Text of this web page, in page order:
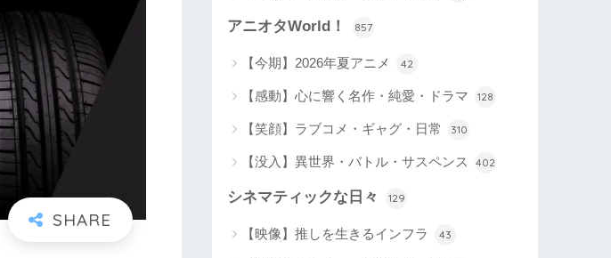
アニオタWorld！ 857
【今期】2026年夏アニメ 42
【感動】心に響く名作・純愛・ドラマ 128
【笑顔】ラブコメ・ギャグ・日常 310
【没入】異世界・バトル・サスペンス 402
シネマティックな日々 129
【映像】推しを生きるインフラ 43